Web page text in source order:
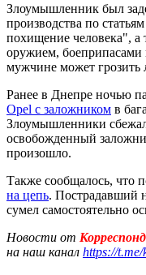
Злоумышленник был
производства по
похищение человека", а
оружием, боеприпасами
мужчине может грозить
Ранее в Днепре ночью
Opel с заложником в
Злоумышленники
освобожденный
произошло.
Также сообщалось, что
на цепь. Пострадавший
сумел самостоятельно
Новости от
на наш канал https://t.me/